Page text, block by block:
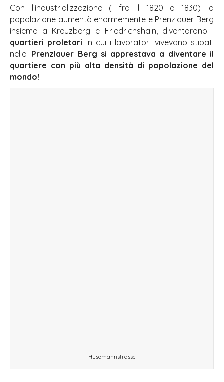
Con l’industrializzazione ( fra il 1820 e 1830) la
popolazione aumentò enormemente e Prenzlauer Berg
insieme a Kreuzberg e Friedrichshain, diventarono i
quartieri proletari in cui i lavoratori vivevano stipati
nelle. Prenzlauer Berg si apprestava a diventare il
quartiere con più alta densità di popolazione del
mondo!
Husemannstrasse